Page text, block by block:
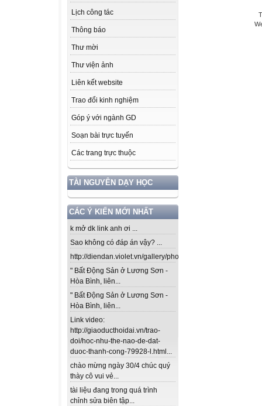
Lịch công tác
Thông báo
Thư mời
Thư viện ảnh
Liên kết website
Trao đổi kinh nghiệm
Góp ý với ngành GD
Soạn bài trực tuyến
Các trang trực thuộc
TÀI NGUYÊN DẠY HỌC
CÁC Ý KIẾN MỚI NHẤT
k mở dk link anh ơi ...
Sao không có đáp án vậy? ...
http://diendan.violet.vn/gallery/photos/302...
" Bất Động Sản ở Lương Sơn -
Hòa Bình, liên...
" Bất Động Sản ở Lương Sơn -
Hòa Bình, liên...
Link video:
http://giaoducthoidai.vn/trao-
doi/hoc-nhu-the-nao-de-dat-
duoc-thanh-cong-79928-l.html...
chào mừng ngày 30/4 chúc quý
thày cô vui vẻ...
tài liệu đang trong quá trình
chỉnh sửa biên tập...